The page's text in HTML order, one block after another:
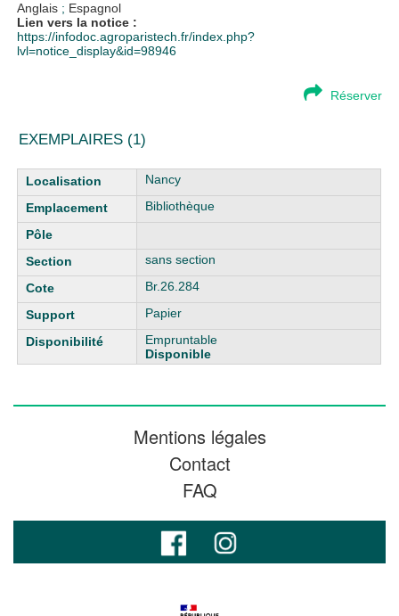
Anglais ; Espagnol
Lien vers la notice :
https://infodoc.agroparistech.fr/index.php?
lvl=notice_display&id=98946
Réserver
EXEMPLAIRES (1)
Liste des exemplaires
Nancy
Bibliothèque
sans section
Br.26.284
Papier
Empruntable
Disponible
Mentions légales
Contact
FAQ